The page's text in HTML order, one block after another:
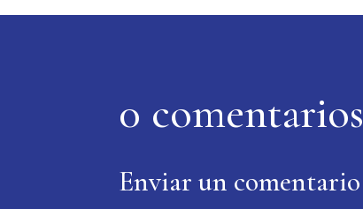
0 comentarios
Enviar un comentario